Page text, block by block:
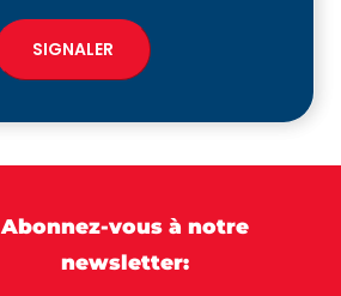
SIGNALER
Abonnez-vousà notre
newsletter: